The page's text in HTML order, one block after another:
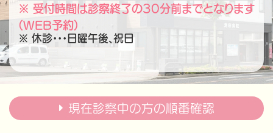
※ 受付時間は診察終了の30分前までとなります
(WEB予約)
※ 休診・・・日曜午後、祝日
現在診察中の方の順番確認